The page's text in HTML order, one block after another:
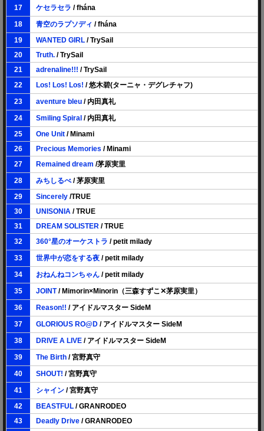
17 ケセラセラ / fhána
18
青空のラプソディ / fhána
19
WANTED GIRL / TrySail
20
Truth. / TrySail
21
adrenaline!!! / TrySail
22
Los! Los! Los! / 悠木碧(ターニャ・デグレチャフ)
23
aventure bleu / 内田真礼
24
Smiling Spiral / 内田真礼
25
One Unit / Minami
26
Precious Memories / Minami
27
Remained dream /茅原実里
28
みちしるべ/ 茅原実里
29
Sincerely /TRUE
30
UNISONIA / TRUE
31
DREAM SOLISTER / TRUE
32
360°星のオーケストラ / petit milady
33
世界中が恋をする夜 / petit milady
34
おねんねコンちゃん / petit milady
35
JOINT/ Mimorin×Minorin（三森すずこ✕茅原実里）
36
Reason!! / アイドルマスター SideM
37
GLORIOUS RO@D / アイドルマスター SideM
38
DRIVE A LIVE / アイドルマスター SideM
39
The Birth / 宮野真守
40
SHOUT! / 宮野真守
41
シャイン / 宮野真守
42
BEASTFUL / GRANRODEO
43
Deadly Drive / GRANRODEO